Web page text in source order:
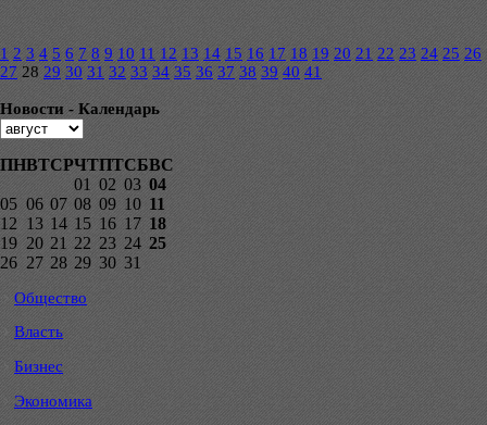
1 2 3 4 5 6 7 8 9 10 11 12 13 14 15 16 17 18 19 20 21 22 23 24 25 26
27 28 29 30 31 32 33 34 35 36 37 38 39 40 41
Новости - Календарь
ПНВТСРЧТПТСБВС
01 02 03 04
05 06 07 08 09 10 11
12 13 14 15 16 17 18
19 20 21 22 23 24 25
26 27 28 29 30 31
Общество
Власть
Бизнес
Экономика